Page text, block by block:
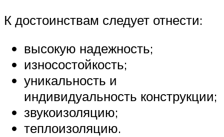
К достоинствам следует отнести:
высокую надежность;
износостойкость;
уникальность и
индивидуальность конструкции;
звукоизоляцию;
теплоизоляцию.